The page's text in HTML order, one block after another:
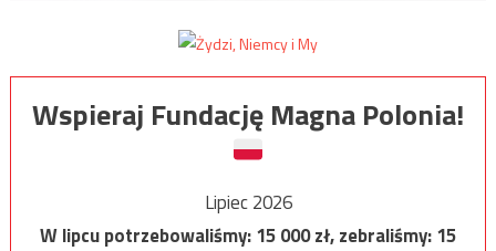
Wspieraj Fundację Magna Polonia!
Lipiec 2026
W lipcu potrzebowaliśmy:15 000zł, zebraliśmy:15